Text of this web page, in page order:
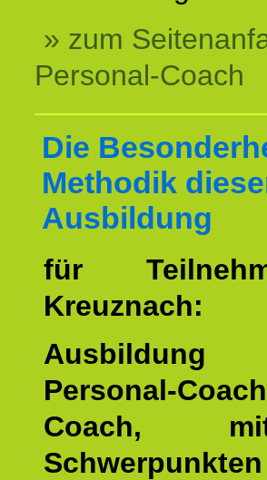
» zum
Personal-Coach
Die
Methodik
Ausbildung
für
Kreuznach:
Ausbildung
Personal-
Coach,